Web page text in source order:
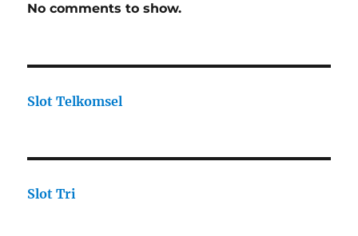
No comments to show.
Slot Telkomsel
Slot Tri